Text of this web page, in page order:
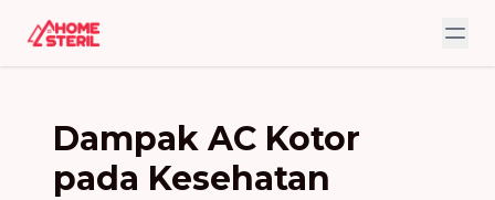
Dampak AC Kotor
pada Kesehatan